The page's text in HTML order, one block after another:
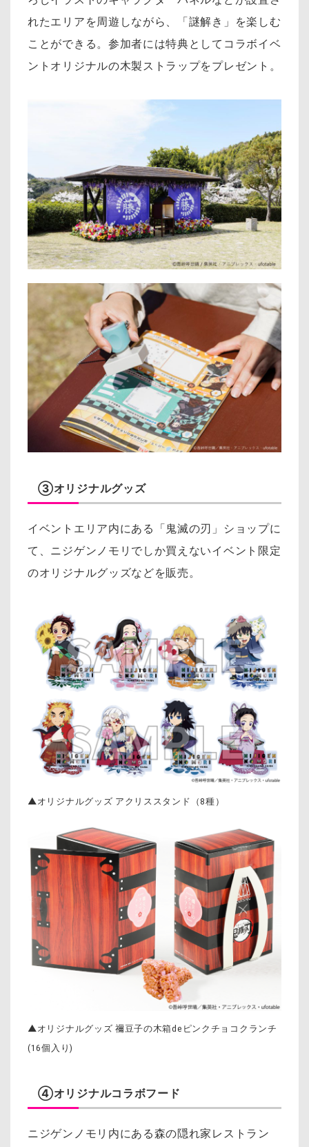
れたエリアを周遊しながら、「謎解き」を楽しむ
ことができる。参加者には特典としてコラボイベ
ントオリジナルの木製ストラップをプレゼント。
③オリジナルグッズ
イベントエリア内にある「鬼滅の刃」ショップに
て、ニジゲンノモリでしか買えないイベント限定
のオリジナルグッズなどを販売。
▲オリジナルグッズ アクリススタンド（8種）
▲オリジナルグッズ 禰󠄀豆子の木箱deピンクチョコクランチ
(16個入り)
④オリジナルコラボフード
ニジゲンノモリ内にある森の隠れ家レストラン